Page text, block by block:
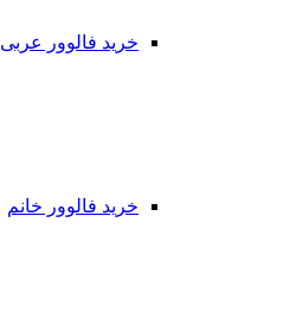
خرید فالوور عربی
خرید فالوور خانم